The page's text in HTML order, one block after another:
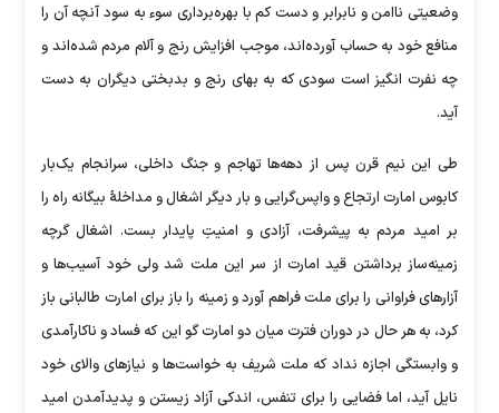
وضعیتی ناامن و نابرابر و دست کم با بهره‌برداری سوء به سود آنچه آن را
منافع خود به حساب آورده‌اند، موجب افزایش رنج و آلام مردم شده‌اند و
چه نفرت انگیز است سودی که به بهای رنج و بدبختی دیگران به دست
آید.
طی این نیم قرن پس از دهه‌ها تهاجم و جنگ داخلی، سرانجام یک‌بار
کابوس امارت ارتجاع و واپس‌گرایی و بار دیگر اشغال و مداخلهٔ بیگانه راه را
بر امید مردم به پیشرفت، آزادی و امنیتِ پایدار بست. اشغال گرچه
زمینه‌ساز برداشتن قید امارت از سر این ملت شد ولی خود آسیب‌ها و
آزارهای فراوانی را برای ملت فراهم آورد و زمینه را باز برای امارت طالبانی باز
کرد، به هر حال در دوران فترت میان دو امارت گو این که فساد و ناکارآمدی
و وابستگی اجازه نداد که ملت شریف به خواست‌ها و نیازهای والای خود
نایل آید، اما فضایی را برای تنفس، اندکی آزاد زیستن و پدیدآمدن امید